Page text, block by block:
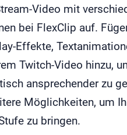
Video mit
bei FlexClip auf.
Effekte,
Twitch-Video hinzu,
ansprechender zu
Möglichkeiten, um
zu bringen.